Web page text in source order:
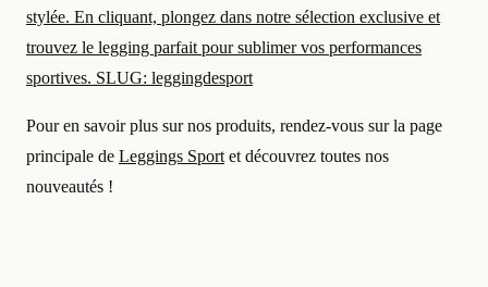
stylée. En cliquant, plongez dans notre sélection exclusive et
trouvez le legging parfait pour sublimer vos performances
sportives. SLUG: leggingdesport
Pour en savoir plus sur nos produits, rendez-vous sur la page
principale de Leggings Sport et découvrez toutes nos
nouveautés !